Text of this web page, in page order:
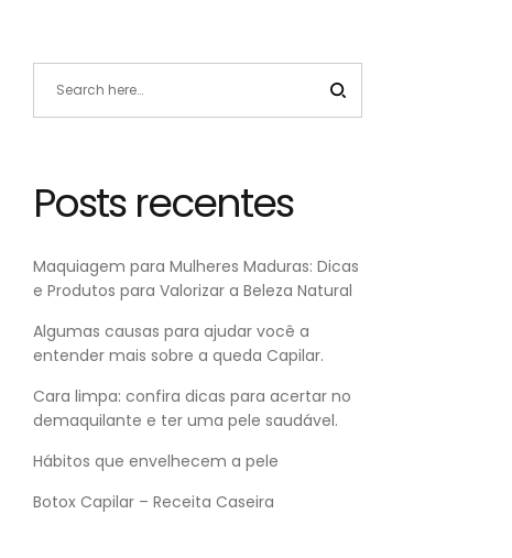
Posts recentes
Maquiagem para Mulheres Maduras: Dicas
e Produtos para Valorizar a Beleza Natural
Algumas causas para ajudar você a
entender mais sobre a queda Capilar.
Cara limpa: confira dicas para acertar no
demaquilante e ter uma pele saudável.
Hábitos que envelhecem a pele
Botox Capilar – Receita Caseira